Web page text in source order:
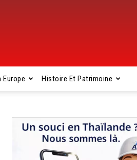
Europe Histoire Et Patrimoine